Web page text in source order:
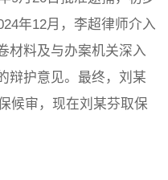
年12月，李超律师介入
材料及与办案机关深入
辩护意见。最终，刘某
候审，现在刘某芬取保